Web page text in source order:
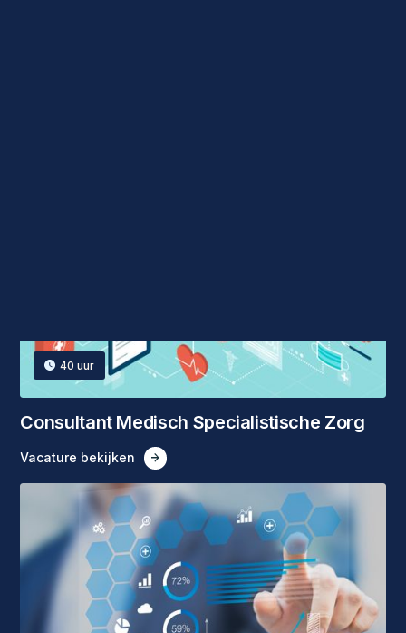
40 uur
Consultant Medisch Specialistische Zorg
Vacature bekijken